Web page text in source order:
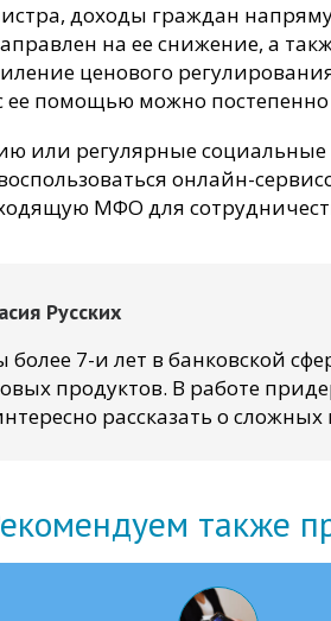
доходы граждан
на ее снижение, а
ценового
ее помощью можно
или регулярные
онлайн-
МФО для
Русских
7-и лет в банковской
продуктов. В работе
рассказать о
также